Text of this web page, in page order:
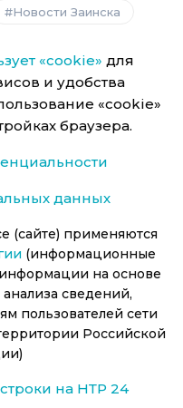
Новости Заинска
«cookie» для
и удобства
«cookie»
браузера.
данных
(сайте) применяются
(информационные
на основе
сведений,
пользователей сети
Российской
на НТР 24